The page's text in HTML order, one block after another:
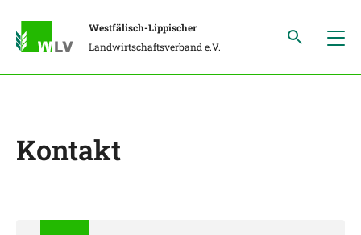
Westfälisch-Lippischer
Landwirtschaftsverband e.V.
Kontakt